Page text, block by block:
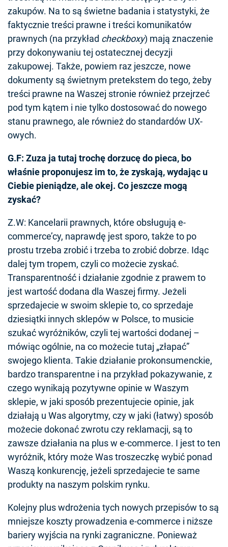
zakupów. Na to są świetne badania i statystyki, że
faktycznie treści prawne i treści komunikatów
prawnych (na przykład checkboxy) mają znaczenie
przy dokonywaniu tej ostatecznej decyzji
zakupowej. Także, powiem raz jeszcze, nowe
dokumenty są świetnym pretekstem do tego, żeby
treści prawne na Waszej stronie również przejrzeć
pod tym kątem i nie tylko dostosować do nowego
stanu prawnego, ale również do standardów UX-
owych.
G.F: Zuza ja tutaj trochę dorzucę do pieca, bo
właśnie proponujesz im to, że zyskają, wydając u
Ciebie pieniądze, ale okej. Co jeszcze mogą
zyskać?
Z.W: Kancelarii prawnych, które obsługują e-
commerce’cy, naprawdę jest sporo, także to po
prostu trzeba zrobić i trzeba to zrobić dobrze. Idąc
dalej tym tropem, czyli co możecie zyskać.
Transparentność i działanie zgodnie z prawem to
jest wartość dodana dla Waszej firmy. Jeżeli
sprzedajecie w swoim sklepie to, co sprzedaje
dziesiątki innych sklepów w Polsce, to musicie
szukać wyróżników, czyli tej wartości dodanej –
mówiąc ogólnie, na co możecie tutaj „złapać”
swojego klienta. Takie działanie prokonsumenckie,
bardzo transparentne i na przykład pokazywanie, z
czego wynikają pozytywne opinie w Waszym
sklepie, w jaki sposób prezentujecie opinie, jak
działają u Was algorytmy, czy w jaki (łatwy) sposób
możecie dokonać zwrotu czy reklamacji, są to
zawsze działania na plus w e-commerce. I jest to ten
wyróżnik, który może Was troszeczkę wybić ponad
Waszą konkurencję, jeżeli sprzedajecie te same
produkty na naszym polskim rynku.
Kolejny plus wdrożenia tych nowych przepisów to są
mniejsze koszty prowadzenia e-commerce i niższe
bariery wyjścia na rynki zagraniczne. Ponieważ